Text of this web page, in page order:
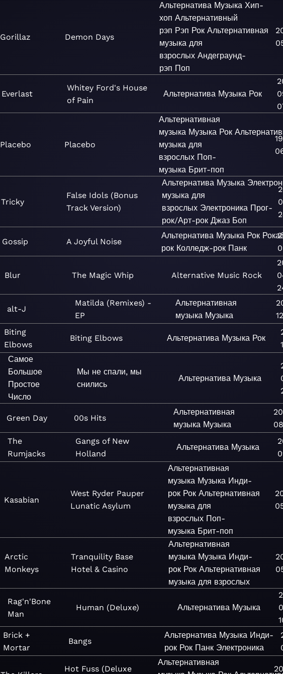
Gorillaz Demon Days
Альтернатива Музыка Хип-
хоп Альтернативный
рэп Рэп Рок Альтернативная
музыка для
взрослых Андеграунд-
рэп Поп
Everlast
Whitey Ford's House
of Pain
Альтернатива Музыка Рок
Placebo Placebo
Альтернативная
музыка Музыка Рок
музыка для
взрослых Поп-
музыка Брит-поп
Tricky
False Idols (Bonus
Track Version)
Альтернатива Музыка
музыка для
взрослых Электроника Прог-
рок/Арт-рок Джаз Боп
Gossip A Joyful Noise
Альтернатива Музыка Рок
рок Колледж-рок Панк
Blur The Magic Whip Alternative Music Rock
alt-J
Matilda (Remixes) -
EP
Альтернативная
музыка Музыка
Biting
Elbows
Biting Elbows Альтернатива Музыка Рок
Самое
Большое
Простое
Число
Мы не спали, мы
снились
Альтернатива Музыка
Green Day 00s Hits
Альтернативная
музыка Музыка
The
Rumjacks
Gangs of New
Holland
Альтернатива Музыка
Kasabian
West Ryder Pauper
Lunatic Asylum
Альтернативная
музыка Музыка Инди-
рок Рок Альтернативная
музыка для
взрослых Поп-
музыка Брит-поп
Arctic
Monkeys
Tranquility Base
Hotel & Casino
Альтернативная
музыка Музыка Инди-
рок Рок Альтернативная
музыка для взрослых
Rag'n'Bone
Man
Human (Deluxe) Альтернатива Музыка
Brick +
Mortar
Bangs
Альтернатива Музыка Инди-
рок Рок Панк Электроника
Hot Fuss (Deluxe
Альтернативная